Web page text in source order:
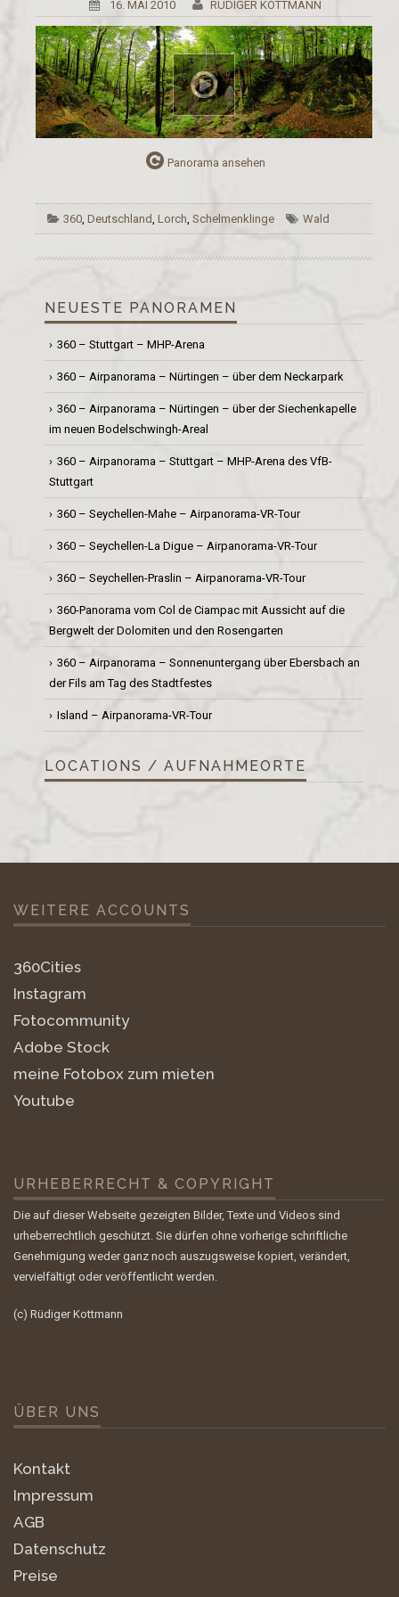
16. MAI 2010 RÜDIGER KOTTMANN
Panorama ansehen
360 ,Deutschland ,Lorch ,Schelmenklinge Wald
NEUESTE PANORAMEN
360 – Stuttgart – MHP-Arena
360 – Airpanorama – Nürtingen – über dem Neckarpark
360 – Airpanorama – Nürtingen – über der Siechenkapelle
im neuen Bodelschwingh-Areal
360 – Airpanorama – Stuttgart – MHP-Arena des VfB-
Stuttgart
360 – Seychellen-Mahe – Airpanorama-VR-Tour
360 – Seychellen-La Digue – Airpanorama-VR-Tour
360 – Seychellen-Praslin – Airpanorama-VR-Tour
360-Panorama vom Col de Ciampac mit Aussicht auf die
Bergwelt der Dolomiten und den Rosengarten
360 – Airpanorama – Sonnenuntergang über Ebersbach an
der Fils am Tag des Stadtfestes
Island – Airpanorama-VR-Tour
LOCATIONS / AUFNAHMEORTE
WEITERE ACCOUNTS
360Cities
Instagram
Fotocommunity
Adobe Stock
meine Fotobox zum mieten
Youtube
URHEBERRECHT & COPYRIGHT
Die auf dieser Webseite gezeigten Bilder, Texte und Videos sind
urheberrechtlich geschützt. Sie dürfen ohne vorherige schriftliche
Genehmigung weder ganz noch auszugsweise kopiert, verändert,
vervielfältigt oder veröffentlicht werden.
(c) Rüdiger Kottmann
ÜBER UNS
Kontakt
Impressum
AGB
Datenschutz
Preise